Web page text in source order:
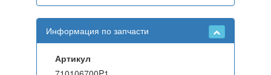
Информация по запчасти
Артикул